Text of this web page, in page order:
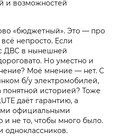
и возможностей
«бюджетный». Это — про
непросто. Если
ДВС в нынешней
Но уместно и
Моё мнение — нет. С
б/у электромобилей,
понятной историей? Тоже
даёт гарантию, а
официальными
и не то, чтобы много было.
одноклассников.